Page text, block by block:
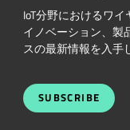
IoT分野におけるワ
イノベーション、製
スの最新情報を入手
SUBSCRIBE